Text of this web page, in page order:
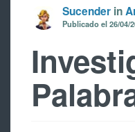
Sucender in
Publicado el 26/04/